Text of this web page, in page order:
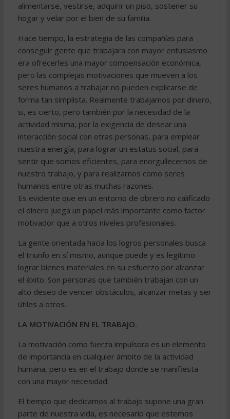
alimentarse, vestirse, adquirir un piso, sostener su
hogar y velar por el bien de su familia.
Hace tiempo, la estrategia de las compañías para
conseguir gente que trabajara con mayor entusiasmo
era ofrecerles una mayor compensación económica,
pero las complejas motivaciones que mueven a los
seres humanos a trabajar no pueden explicarse de
forma tan simplista. Realmente trabajamos por dinero,
si, es cierto, pero también por la necesidad de la
actividad misma, por la exigencia de desear una
interacción social con otras personas, para emplear
nuestra energía, para lograr un estatus social, para
sentir que somos eficientes, para enorgullecernos de
nuestro trabajo, y para realizarnos como seres
humanos entre otras muchas razones.
Es evidente que en un entorno de obrero no calificado
el dinero juega un papel más importante como factor
motivador que a otros niveles profesionales.
La gente orientada hacia los logros personales busca
el triunfo en sí mismo, aunque puede y es legítimo
lograr bienes materiales en su esfuerzo por alcanzar
el éxito. Son personas que también trabajan con un
alto deseo de vencer obstáculos, alcanzar metas y ser
útiles a otros.
LA MOTIVACIÓN EN EL TRABAJO.
La motivación como fuerza impulsora es un elemento
de importancia en cualquier ámbito de la actividad
humana, pero es en el trabajo donde se manifiesta
con una mayor necesidad.
El tiempo que dedicamos al trabajo supone una gran
parte de nuestra vida, es necesario que estemos